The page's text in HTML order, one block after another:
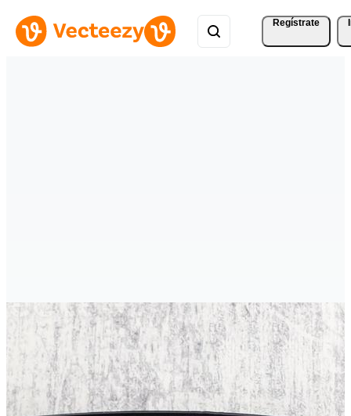
Regístrate